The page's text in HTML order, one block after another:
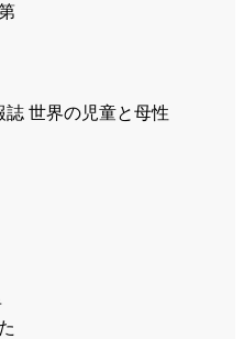
誌 世界の児童と母性